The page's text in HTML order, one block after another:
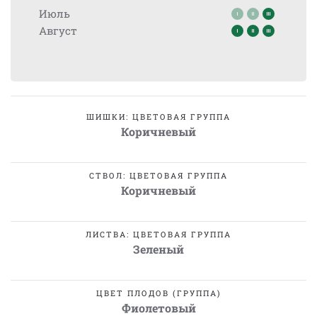
Июль
Август
ШИШКИ: ЦВЕТОВАЯ ГРУППА
Коричневый
СТВОЛ: ЦВЕТОВАЯ ГРУППА
Коричневый
ЛИСТВА: ЦВЕТОВАЯ ГРУППА
Зеленый
ЦВЕТ ПЛОДОВ (ГРУППА)
Фиолетовый